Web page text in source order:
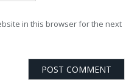
in this browser for the next